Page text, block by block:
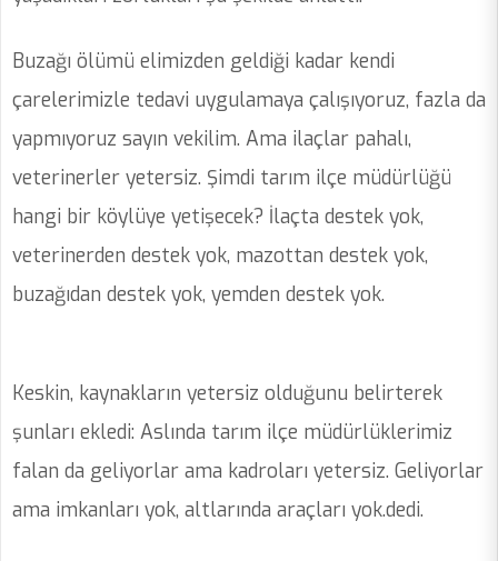
Buzağı ölümü elimizden geldiği kadar kendi
çarelerimizle tedavi uygulamaya çalışıyoruz, fazla da
yapmıyoruz sayın vekilim. Ama ilaçlar pahalı,
veterinerler yetersiz. Şimdi tarım ilçe müdürlüğü
hangi bir köylüye yetişecek? İlaçta destek yok,
veterinerden destek yok, mazottan destek yok,
buzağıdan destek yok, yemden destek yok.
Keskin, kaynakların yetersiz olduğunu belirterek
şunları ekledi: Aslında tarım ilçe müdürlüklerimiz
falan da geliyorlar ama kadroları yetersiz. Geliyorlar
ama imkanları yok, altlarında araçları yok.dedi.